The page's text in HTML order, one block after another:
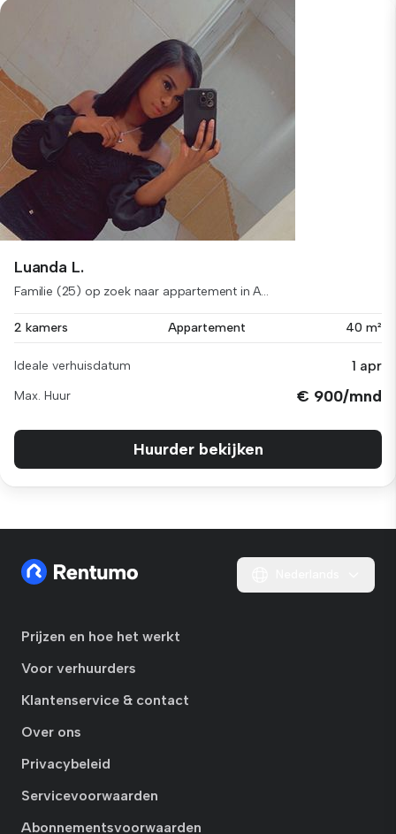
Luanda L.
Familie (25) op zoek naar appartement in A...
2 kamers Appartement 40 m²
Ideale verhuisdatum 1 apr
Max. Huur € 900/mnd
Huurder bekijken
Prijzen en hoe het werkt
Voor verhuurders
Klantenservice & contact
Over ons
Privacybeleid
Servicevoorwaarden
Abonnementsvoorwaarden